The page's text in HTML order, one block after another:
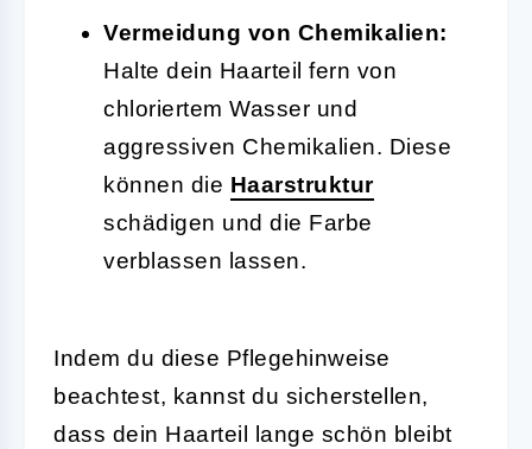
Vermeidung von Chemikalien:
Halte dein Haarteil fern von
chloriertem Wasser und
aggressiven Chemikalien. Diese
können die Haarstruktur
schädigen und die Farbe
verblassen lassen.
Indem du diese Pflegehinweise
beachtest, kannst du sicherstellen,
dass dein Haarteil lange schön bleibt